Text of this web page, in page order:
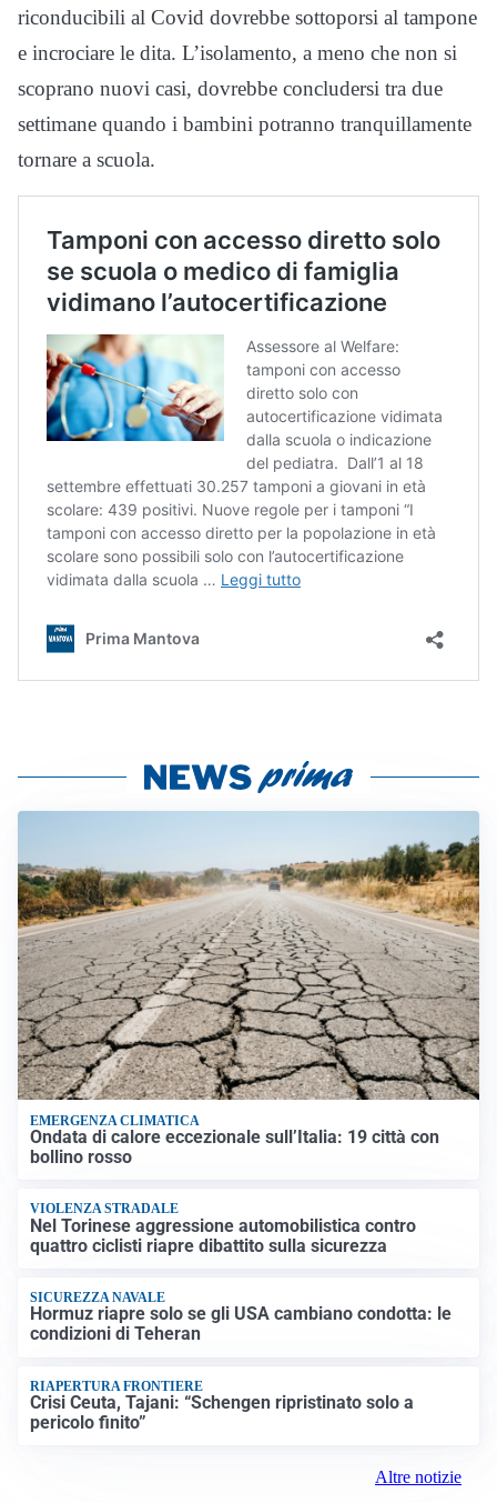
riconducibili al Covid dovrebbe sottoporsi al tampone
e incrociare le dita. L’isolamento, a meno che non si
scoprano nuovi casi, dovrebbe concludersi tra due
settimane quando i bambini potranno tranquillamente
tornare a scuola.
EMERGENZA CLIMATICA
Ondata di calore eccezionale sull’Italia: 19 città con
bollino rosso
VIOLENZA STRADALE
Nel Torinese aggressione automobilistica contro
quattro ciclisti riapre dibattito sulla sicurezza
SICUREZZA NAVALE
Hormuz riapre solo se gli USA cambiano condotta: le
condizioni di Teheran
RIAPERTURA FRONTIERE
Crisi Ceuta, Tajani: “Schengen ripristinato solo a
pericolo finito”
Altre notizie